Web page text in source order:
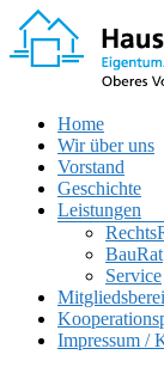
Zum
Inhalt
springen
Haus
und
Grund
Oberes
Volmetal
Menü
Home
Wir über uns
Vorstand
Geschichte
Leistungen
BauRat
Service
Impressum /